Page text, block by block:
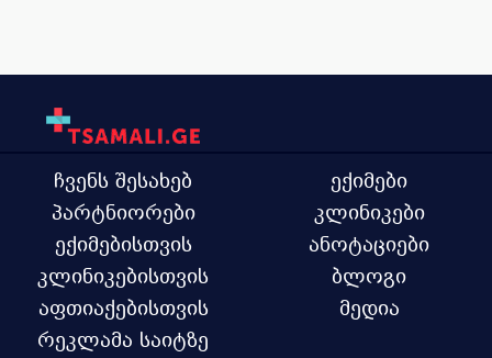
ჩვენს შესახებ
პარტნიორები
ექიმებისთვის
კლინიკებისთვის
აფთიაქებისთვის
რეკლამა საიტზე
ექიმები
კლინიკები
ანოტაციები
ბლოგი
მედია